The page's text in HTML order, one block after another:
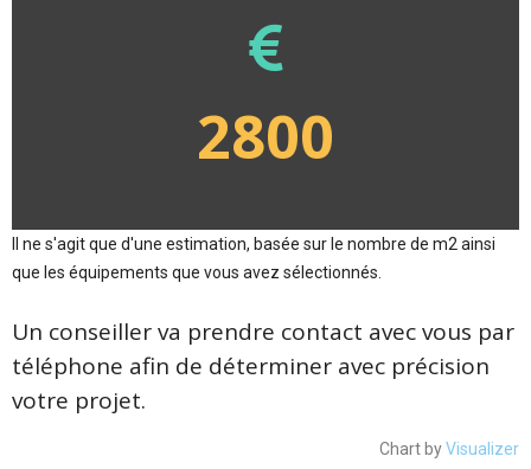
2800
Il ne s'agit que d'une estimation, basée sur le nombre de m2 ainsi
que les équipements que vous avez sélectionnés.
Un conseiller va prendre contact avec vous par
téléphone afin de déterminer avec précision
votre projet.
Chart byVisualizer